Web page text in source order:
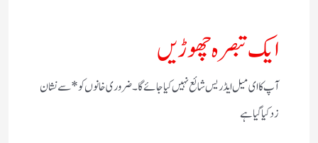
ایک تبصرہ چھوڑیں
آپ کا ای میل ایڈریس شائع نہیں کیا جائے گا۔ضروری خانوں کو*سے نشان
زد کیا گیا ہے